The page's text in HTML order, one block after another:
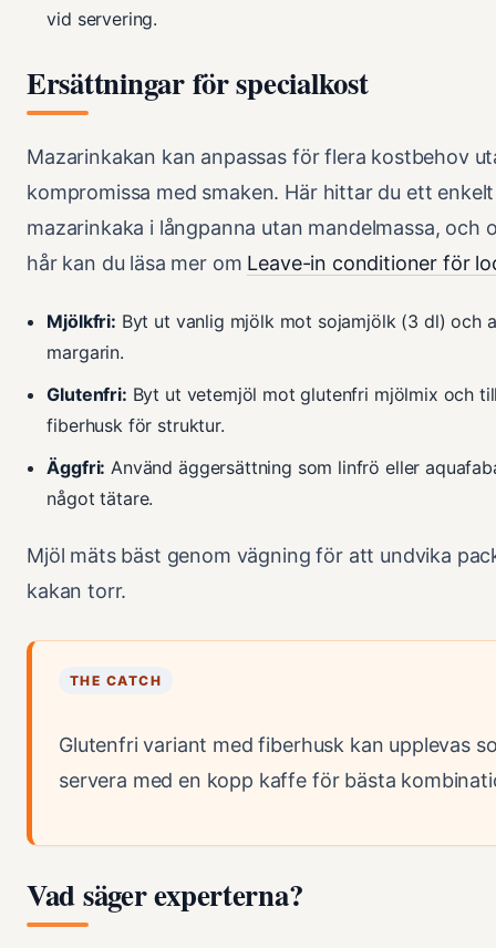
vid servering.
Ersättningar för specialkost
Mazarinkakan kan anpassas för flera kostbehov
kompromissa med smaken. Här hittar du ett
mazarinkaka i långpanna utan mandelmassa, och
hår kan du läsa mer om Leave-in conditioner för
Mjölkfri: Byt ut vanlig mjölk mot sojamjölk (3 dl) och
margarin.
Glutenfri: Byt ut vetemjöl mot glutenfri mjölmix och
fiberhusk för struktur.
Äggfri: Använd äggersättning som linfrö eller
något tätare.
Mjöl mäts bäst genom vägning för att undvika
kakan torr.
THE CATCH
Glutenfri variant med fiberhusk kan upplevas
servera med en kopp kaffe för bästa
Vad säger experterna?